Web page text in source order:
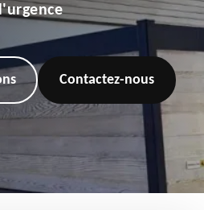
Contactez-nous